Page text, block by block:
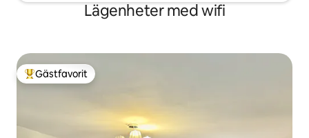
Lägenheter med wifi
Populär gästfavorit
Gästfavorit